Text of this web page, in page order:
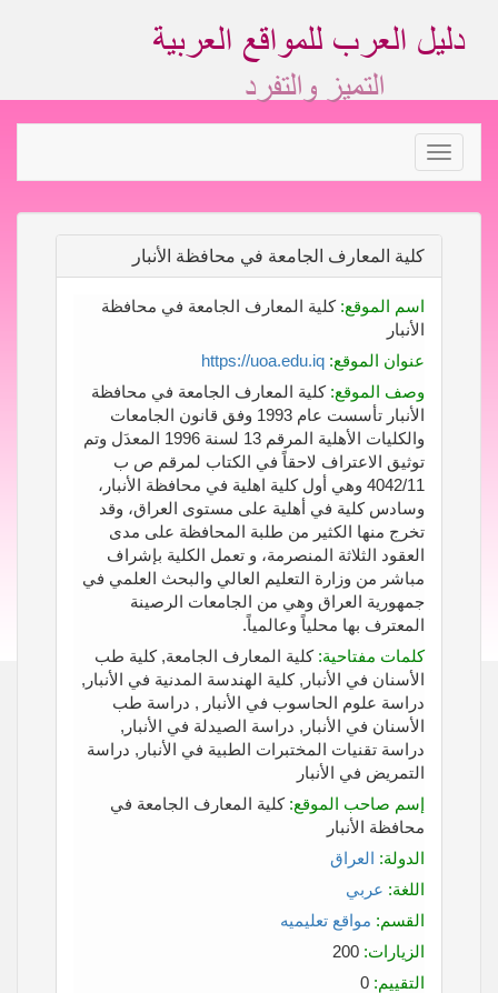
Toggle
navigation
كلية المعارف الجامعة في محافظة الأنبار
اسم الموقع: كلية المعارف الجامعة في محافظة
الأنبار
عنوان الموقع: https://uoa.edu.iq
وصف الموقع: كلية المعارف الجامعة في محافظة
الأنبار تأسست عام 1993 وفق قانون الجامعات
والكليات الأهلية المرقم 13 لسنة 1996 المعدَل وتم
توثيق الاعتراف لاحقاً في الكتاب لمرقم ص ب
4042/11 وهي أول كلية اهلية في محافظة الأنبار،
وسادس كلية في أهلية على مستوى العراق، وقد
تخرج منها الكثير من طلبة المحافظة على مدى
العقود الثلاثة المنصرمة، و تعمل الكلية بإشراف
مباشر من وزارة التعليم العالي والبحث العلمي في
جمهورية العراق وهي من الجامعات الرصينة
المعترف بها محلياً وعالمياً.
كلمات مفتاحية: كلية المعارف الجامعة, كلية طب
الأسنان في الأنبار, كلية الهندسة المدنية في الأنبار,
دراسة علوم الحاسوب في الأنبار , دراسة طب
الأسنان في الأنبار, دراسة الصيدلة في الأنبار,
دراسة تقنيات المختبرات الطبية في الأنبار, دراسة
التمريض في الأنبار
إسم صاحب الموقع: كلية المعارف الجامعة في
محافظة الأنبار
الدولة: العراق
اللغة: عربي
القسم: مواقع تعليميه
الزيارات:
التقييم: